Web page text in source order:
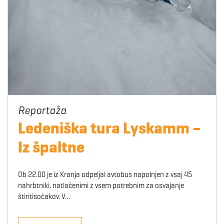
Ledeniška tura Lyskamm –
Iz špaltne
Ob 22.00 je iz Kranja odpeljal avtobus napolnjen z vsaj 45
nahrbtniki, natlačenimi z vsem potrebnim za osvajanje
štiritisočakov. V…